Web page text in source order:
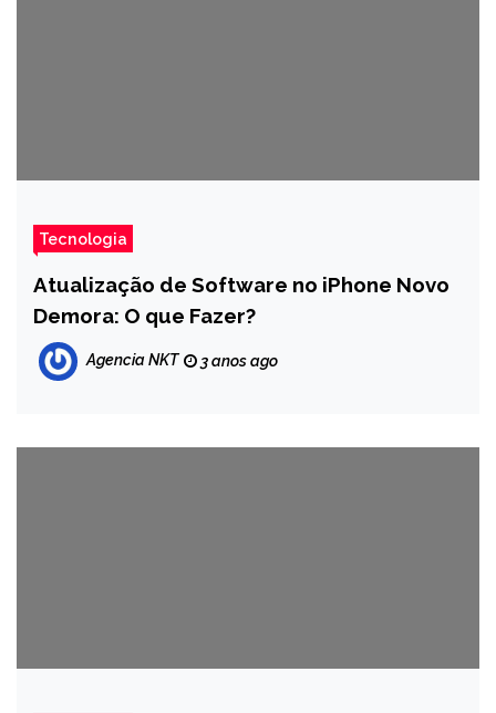
Tecnologia
Atualização de Software no iPhone Novo
Demora: O que Fazer?
Agencia NKT 3 anos ago